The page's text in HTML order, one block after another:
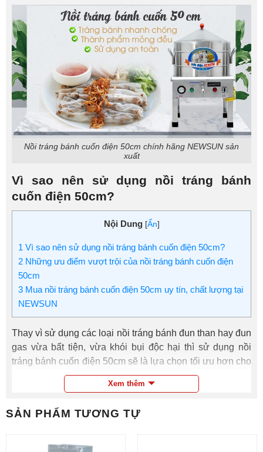
Nồi tráng bánh cuốn điện 50cm chính hãng NEWSUN sản
xuất
Vì sao nên sử dụng nồi tráng bánh
cuốn điện 50cm?
Nội Dung [Ẩn]
1 Vì sao nên sử dụng nồi tráng bánh cuốn điện 50cm?
2 Những ưu điểm vượt trội của nồi tráng bánh cuốn điện
50cm
3 Mua nồi tráng bánh cuốn điện 50cm uy tín, chất lượng tại
NEWSUN
Thay vì sử dụng các loại nồi tráng bánh đun than hay đun
gas vừa bất tiện, vừa khói bụi độc hại thì sử dụng nồi
tráng bánh cuốn điện 50cm sẽ là lựa chọn tối ưu hơn cho
công việc làm bánh cuốn. Sau đây là những lợi ích tuyệt
vời mà thiết bị này sẽ mang lại cho bạn:
Xem thêm
SẢN PHẨM TƯƠNG TỰ